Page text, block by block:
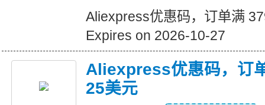
Aliexpress优惠码，订单满
Expires on 2026-10-27
Aliexpress优惠码，订
25美元